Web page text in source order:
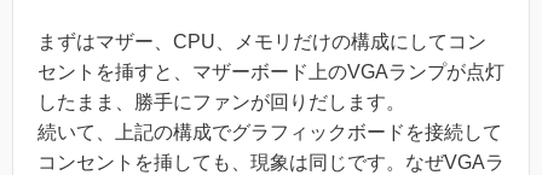
まずはマザー、CPU、メモリだけの構成にしてコン
セントを挿すと、マザーボード上のVGAランプが点灯
したまま、勝手にファンが回りだします。
続いて、上記の構成でグラフィックボードを接続して
コンセントを挿しても、現象は同じです。なぜVGAラ